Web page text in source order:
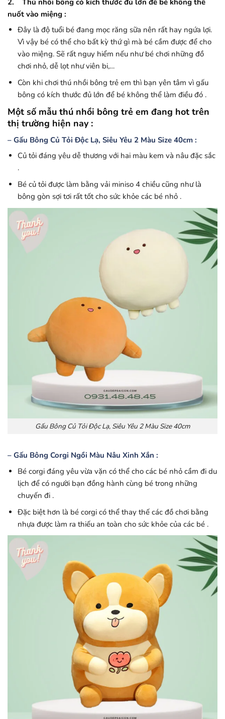
nuốt vào miệng :
Đây là độ tuổi bé đang mọc răng sữa nên rất hay ngứa lợi.
Vì vậy bé có thể cho bất kỳ thứ gì mà bé cầm được để cho
vào miệng. Sẽ rất nguy hiểm nếu như bé chơi những đồ
chơi nhỏ, dễ lọt như viên bi,…
Còn khi chơi thú nhồi bông trẻ em thì bạn yên tâm vì gấu
bông có kích thước đủ lớn để bé không thể làm điều đó .
Một số mẫu thú nhồi bông trẻ em đang hot trên
thị trường hiện nay :
– Gấu Bông Củ Tỏi Độc Lạ, Siêu Yêu 2 Màu Size 40cm :
Củ tỏi đáng yêu dễ thương với hai màu kem và nâu đặc sắc
.
Bé củ tỏi được làm bằng vải miniso 4 chiều cũng như là
bông gòn sợi tơi rất tốt cho sức khỏe các bé nhỏ .
Gấu Bông Củ Tỏi Độc Lạ, Siêu Yêu 2 Màu Size 40cm
– Gấu Bông Corgi Ngồi Màu Nâu Xinh Xắn :
Bé corgi đáng yêu vừa vặn có thể cho các bé nhỏ cầm đi du
lịch để có người bạn đồng hành cùng bé trong những
chuyến đi .
Đặc biệt hơn là bé corgi có thể thay thế các đồ chơi bằng
nhựa được làm ra thiếu an toàn cho sức khỏe của các bé .